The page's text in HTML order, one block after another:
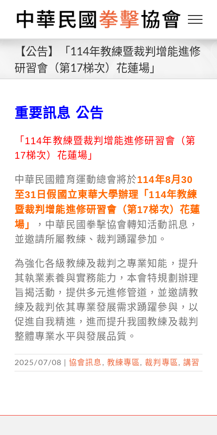
content
【公告】「114年教練暨裁判增能進修
研習會（第17梯次）花蓮場」
重要訊息 公告
「114年教練暨裁判增能進修研習會（第
17梯次）花蓮場」
中華民國體育運動總會將於114年8月30
至31日假國立東華大學辦理「114年教練
暨裁判增能進修研習會（第17梯次）花蓮
場」
，中華民國拳擊協會轉知活動訊息，
並邀請所屬教練、裁判踴躍參加。
為強化各級教練及裁判之專業知能，提升
其執業素養與實務能力，本會特規劃辦理
旨揭活動，提供多元進修管道，並邀請教
練及裁判依其專業發展需求踴躍參與，以
促進自我精進，進而提升我國教練及裁判
整體專業水平與發展品質。
2025/07/08 協會訊息 , 教練專區,裁判專區, 講習